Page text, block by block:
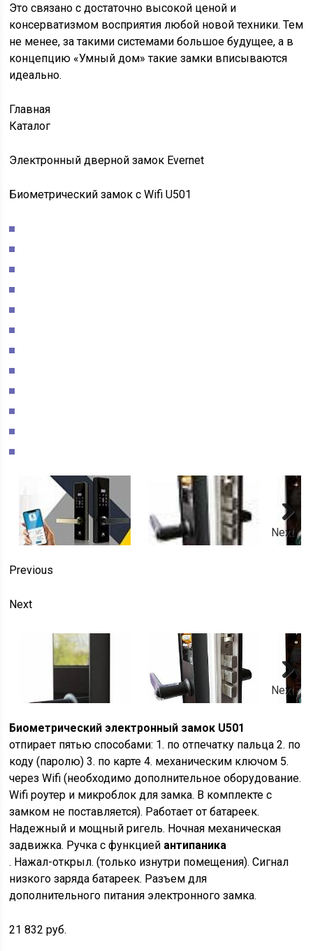
Это связано с достаточно высокой ценой и
консерватизмом восприятия любой новой техники. Тем
не менее, за такими системами большое будущее, а в
концепцию «Умный дом» такие замки вписываются
идеально.
Главная
Каталог
Электронный дверной замок Evernet
Биометрический замок с Wifi U501
Next
Previous
Next
Next
Биометрический электронный замок U501
отпирает пятью способами: 1. по отпечатку пальца 2. по
коду (паролю) 3. по карте 4. механическим ключом 5.
через Wifi (необходимо дополнительное оборудование.
Wifi роутер и микроблок для замка. В комплекте с
замком не поставляется). Работает от батареек.
Надежный и мощный ригель. Ночная механическая
задвижка. Ручка с функцией антипаника
. Нажал-открыл. (только изнутри помещения). Сигнал
низкого заряда батареек. Разъем для
дополнительного питания электронного замка.
21 832 руб.